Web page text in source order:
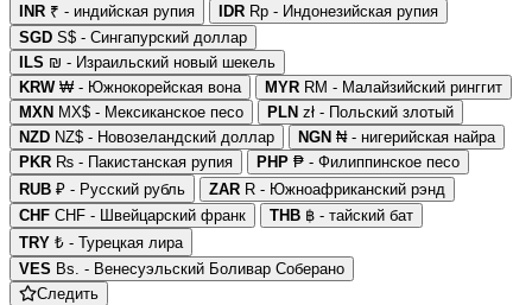
INR ₹ - индийская рупия IDR Rp - Индонезийская рупия
SGD S$ - Сингапурский доллар
ILS ₪ - Израильский новый шекель
KRW₩ - Южнокорейская вона MYR RM - Малайзийский ринггит
MXN MX$ - Мексиканское песо PLN zł - Польский злотый
NZD NZ$ - Новозеландский доллар NGN ₦ - нигерийская найра
PKR ₨ - Пакистанская рупия PHP ₱ - Филиппинское песо
RUB ₽ - Русский рубль ZAR R - Южноафриканский рэнд
CHF CHF - Швейцарский франк THB ฿ - тайский бат
TRY ₺ - Турецкая лира
VES Bs. - Венесуэльский Боливар Соберано
Следить